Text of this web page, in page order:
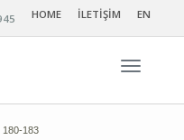
HOME İLETİŞİM EN
180-183